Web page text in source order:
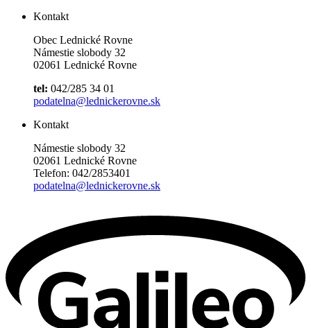
Kontakt
Obec Lednické Rovne
Námestie slobody 32
02061 Lednické Rovne
tel: 042/285 34 01
podatelna@lednickerovne.sk
Kontakt
Námestie slobody 32
02061 Lednické Rovne
Telefon: 042/2853401
podatelna@lednickerovne.sk